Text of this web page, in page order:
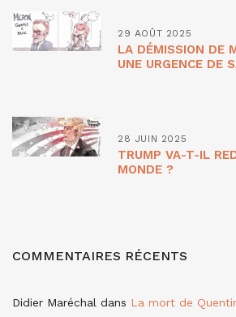
29 AOÛT 2025
LA DÉMISSION DE
UNE URGENCE DE
28 JUIN 2025
TRUMP VA-T-IL
MONDE ?
COMMENTAIRES RÉCENTS
Didier Maréchal dans La mort de